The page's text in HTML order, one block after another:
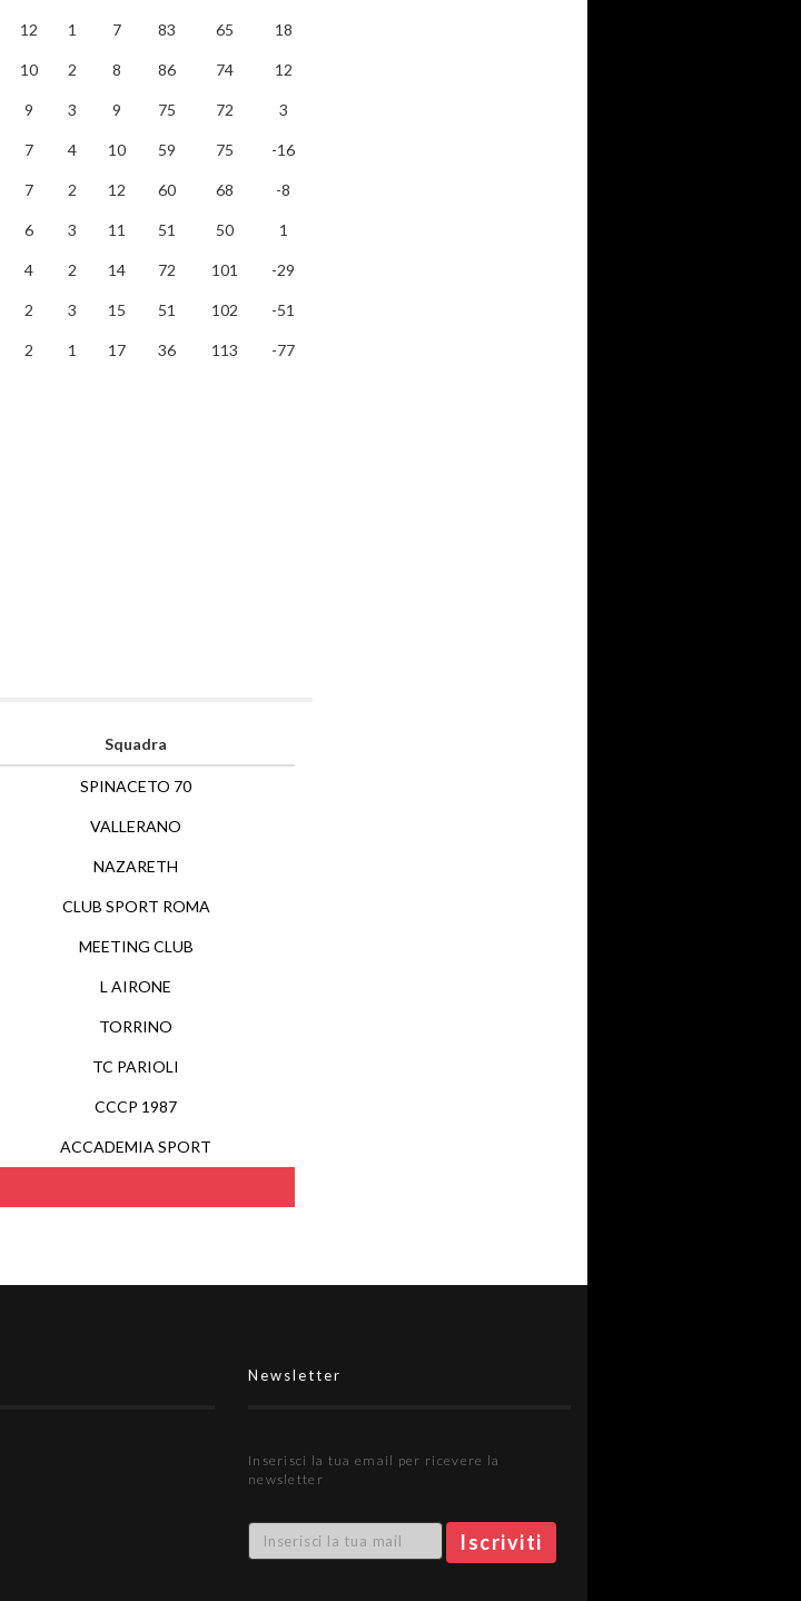
12 1 7 83 65 18
10 2 8 86 74 12
9 3 9 75 72 3
7 4 10 59 75 -16
7 2 12 60 68 -8
6 3 11 51 50 1
4 2 14 72 101 -29
2 3 15 51 102 -51
2 1 17 36 113 -77
Squadra
SPINACETO 70
VALLERANO
NAZARETH
CLUB SPORT ROMA
MEETING CLUB
L AIRONE
TORRINO
TC PARIOLI
CCCP 1987
ACCADEMIA SPORT
Newsletter
Inserisci la tua email per ricevere la
newsletter